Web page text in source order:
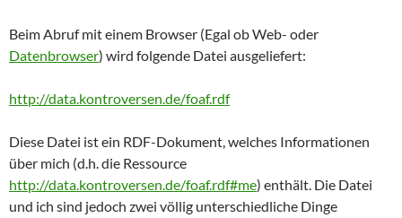
Beim Abruf mit einem Browser (Egal ob Web- oder
Datenbrowser) wird folgende Datei ausgeliefert:
http://data.kontroversen.de/foaf.rdf
Diese Datei ist ein RDF-Dokument, welches Informationen
über mich (d.h. die Ressource
http://data.kontroversen.de/foaf.rdf#me) enthält. Die Datei
und ich sind jedoch zwei völlig unterschiedliche Dinge